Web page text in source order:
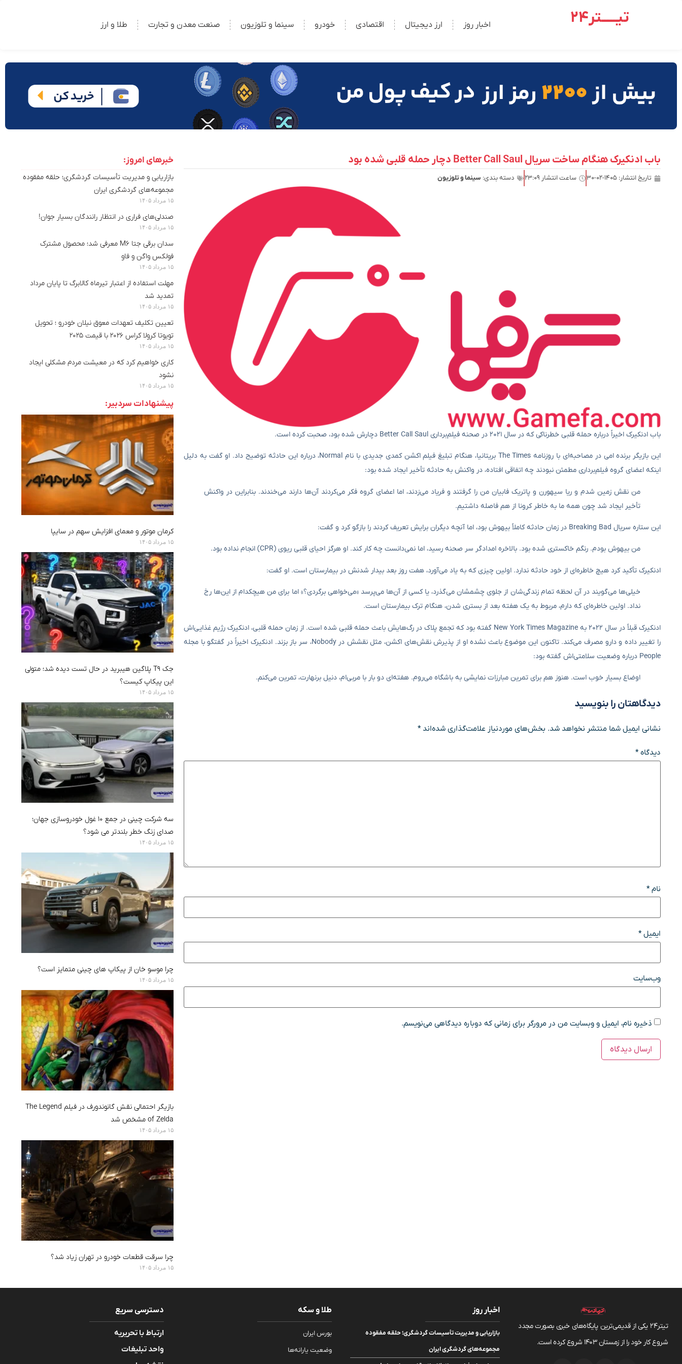
تیـــــتر24 اخبار روز ارز دیجیتال اقتصادی خودرو سینما و تلوزیون صنعت معدن و تجارت طلا و ارز
باب ادنکیرک هنگام ساخت سریال Better Call Saul دچار حمله قلبی شده بود
تاریخ انتشار: ۱۴۰۵-۰۲-۳۰ ساعت انتشار ۲۳:۰۹ دسته بندی: سینما و تلوزیون
باب ادنکیرک اخیراً درباره حمله قلبی خطرناکی که در سال ۲۰۲۱ در صحنه فیلم‌برداری Better Call Saul دچارش شده بود، صحبت کرده است.
این بازیگر برنده امی در مصاحبه‌ای با روزنامه The Times بریتانیا، هنگام تبلیغ فیلم اکشن کمدی‌ جدیدی با نام Normal، درباره این حادثه توضیح داد. او گفت به دلیل
اینکه اعضای گروه فیلم‌برداری مطمئن نبودند چه اتفاقی افتاده، در واکنش به حادثه تأخیر ایجاد شده بود:
من نقش زمین شدم و ریا سیهورن و پاتریک فابیان من را گرفتند و فریاد می‌زدند، اما اعضای گروه فکر می‌کردند آن‌ها دارند می‌خندند. بنابراین در واکنش
تأخیر ایجاد شد چون همه ما به خاطر کرونا از هم فاصله داشتیم.
این ستاره سریال Breaking Bad در زمان حادثه کاملاً بیهوش بود، اما آنچه دیگران برایش تعریف کردند را بازگو کرد و گفت:
من بیهوش بودم. رنگم خاکستری شده بود. بالاخره امدادگر سر صحنه رسید، اما نمی‌دانست چه کار کند. او هرگز احیای قلبی ریوی (CPR) انجام نداده بود.
ادنکیرک تأکید کرد هیچ خاطره‌ای از خود حادثه ندارد. اولین چیزی که به یاد می‌آورد، هفت روز بعد بیدار شدنش در بیمارستان است. او گفت:
خیلی‌ها می‌گویند در آن لحظه تمام زندگی‌شان از جلوی چشمشان می‌گذرد، یا کسی از آن‌ها می‌پرسد «می‌خواهی برگردی؟» اما برای من هیچکدام از این‌ها رخ
نداد. اولین خاطره‌ای که دارم، مربوط به یک هفته بعد از بستری شدن، هنگام ترک بیمارستان است.
ادنکیرک قبلاً در سال ۲۰۲۲ به New York Times Magazine گفته بود که تجمع پلاک در رگ‌هایش باعث حمله قلبی شده است. از زمان حمله قلبی، ادنکیرک رژیم غذایی‌اش
را تغییر داده و دارو مصرف می‌کند. تاکنون این موضوع باعث نشده او از پذیرش نقش‌های اکشن، مثل نقشش در Nobody، سر باز بزند. ادنکیرک اخیراً در گفتگو با مجله
People درباره وضعیت سلامتی‌اش گفته بود:
اوضاع بسیار خوب است. هنوز هم برای تمرین مبارزات نمایشی به باشگاه می‌روم. هفته‌ای دو بار با مربی‌ام، دنیل برنهارت، تمرین می‌کنم.
دیدگاهتان را بنویسید
نشانی ایمیل شما منتشر نخواهد شد. بخش‌های موردنیاز علامت‌گذاری شده‌اند*
دیدگاه*
نام*
ایمیل*
وب‌سایت
ذخیره نام، ایمیل و وبسایت من در مرورگر برای زمانی که دوباره دیدگاهی می‌نویسم.
خبرهای امروز:
بازاریابی و مدیریت تأسیسات گردشگری؛ حلقه مفقوده
مجموعه‌های گردشگری ایران
۱۵ مرداد ۱۴۰۵
صندلی‌های فراری در انتظار رانندگان بسیار جوان!
۱۵ مرداد ۱۴۰۵
سدان برقی جتا M6 معرفی شد؛ محصول مشترک
فولکس واگن و فاو
۱۵ مرداد ۱۴۰۵
مهلت استفاده از اعتبار تیرماه کالابرگ تا پایان مرداد
تمدید شد
۱۵ مرداد ۱۴۰۵
تعیین تکلیف تعهدات معوق نیلان خودرو ؛ تحویل
تویوتا کرولا کراس ۲۰۲۶ با قیمت ۲۰۲۵
۱۵ مرداد ۱۴۰۵
کاری خواهیم کرد که در معیشت مردم مشکلی ایجاد
نشود
۱۵ مرداد ۱۴۰۵
پیشنهادات سردبیر:
کرمان موتور و معمای افزایش سهم در سایپا
۱۵ مرداد ۱۴۰۵
جک T9 پلاگین هیبرید در حال تست دیده شد؛ متولی
این پیکاپ کیست؟
۱۵ مرداد ۱۴۰۵
سه شرکت چینی در جمع ۱۰ غول خودروسازی جهان؛
صدای زنگ خطر بلندتر می شود؟
۱۵ مرداد ۱۴۰۵
چرا موسو خان از پیکاپ های چینی متمایز است؟
۱۵ مرداد ۱۴۰۵
بازیگر احتمالی نقش گانوندورف در فیلم The Legend
of Zelda مشخص شد
۱۵ مرداد ۱۴۰۵
چرا سرقت قطعات خودرو در تهران زیاد شد؟
۱۵ مرداد ۱۴۰۵
تیتر24 یکی از قدیمی‌ترین پایگاه‌های خبری بصورت مجدد
شروع کار خود را از زمستان 1403 شروع کرده است.
اخبار روز
بازاریابی و مدیریت تأسیسات گردشگری؛ حلقه مفقوده
مجموعه‌های گردشگری ایران
طلا و سکه
بورس ایران
وضعیت یارانه‌ها
دسترسی سریع
ارتباط با تحریریه
واحد تبلیغات